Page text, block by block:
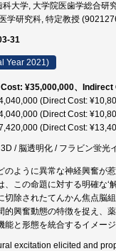
科大学, 大学院医歯学総合研
学研究科, 特定教授
31
Year 2021)
¥35,000,000、Indirect
(Direct Cost:
(Direct Cost:
(Direct Cost:
/ 脳透明化 / フラビン蛍光
のように異常な神経興奮が
、この命題に対する明確な
切除されたてんかん焦点脳
的興奮動態の特徴を捉え、
能と形態を統合するイメー
excitation elicited and